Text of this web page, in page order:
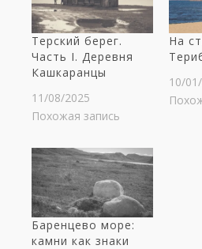
Терский берег.
Часть I. Деревня
Кашкаранцы
11/08/2025
Похожая запись
На
10/
Баренцево море:
камни как знаки